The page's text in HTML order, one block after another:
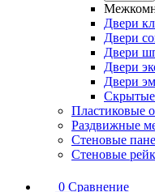
Двери
Двери
Двери
Двери
Двери
Скрытые
Пластиковые
Раздвижные
Стеновые
Стеновые
0 Сравнение